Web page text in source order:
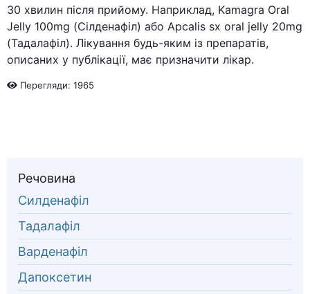
30 хвилин після прийому. Наприклад, Kamagra Oral
Jelly 100mg (Сілденафіл) або Apcalis sx oral jelly 20mg
(Тадалафіл). Лікування будь-яким із препаратів,
описаних у публікації, має призначити лікар.
Перегляди: 1965
Речовина
Силденафіл
Тадалафіл
Варденафіл
Дапоксетин